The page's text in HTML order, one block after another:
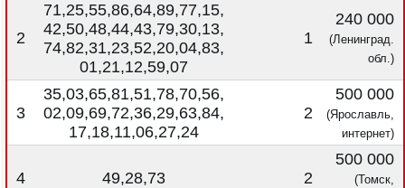
2
71,25,55,86,64,89,77,15,
42,50,48,44,43,79,30,13,
74,82,31,23,52,20,04,83,
01,21,12,59,07
1
240 000
(Ленинград.
обл.)
3
35,03,65,81,51,78,70,56,
02,09,69,72,36,29,63,84,
17,18,11,06,27,24
2
500 000
(Ярославль,
интернет)
4 49,28,73 2
500 000
(Томск,